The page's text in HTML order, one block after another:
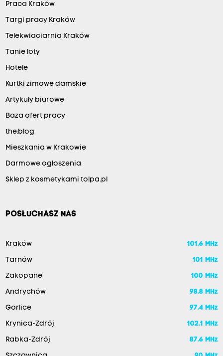
Praca Kraków
Targi pracy Kraków
Telekwiaciarnia Kraków
Tanie loty
Hotele
Kurtki zimowe damskie
Artykuły biurowe
Baza ofert pracy
the:blog
Mieszkania w Krakowie
Darmowe ogłoszenia
Sklep z kosmetykami tolpa.pl
POSŁUCHASZ NAS
Kraków 101.6 MHz
Tarnów 101 MHz
Zakopane 100 MHz
Andrychów 98.8 MHz
Gorlice 97.4 MHz
Krynica-Zdrój 102.1 MHz
Rabka-Zdrój 87.6 MHz